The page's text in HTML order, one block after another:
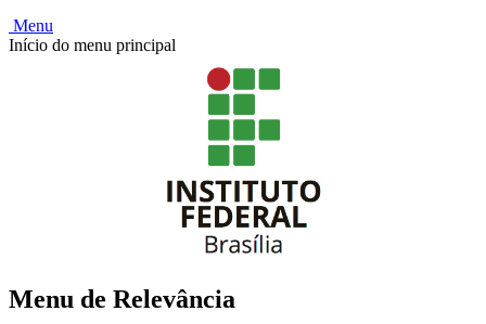
Menu
Início do menu principal
Menu de Relevância